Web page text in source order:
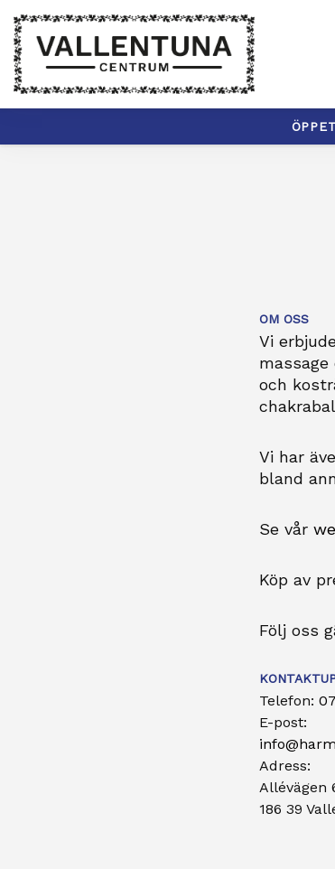
OM OSS
Vi
och
Vi har
bland
Se vår
Köp av
Följ oss
Telefon:
E-post:
Adress:
Allévägen
186 39